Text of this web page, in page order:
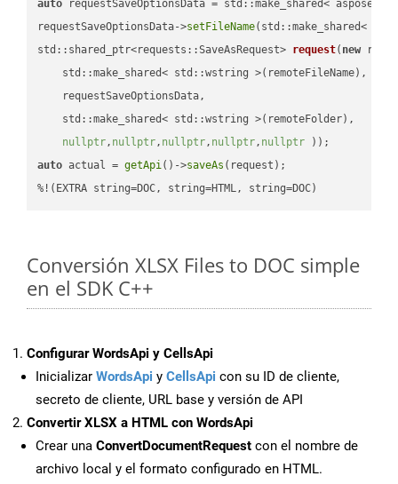
auto requestSaveOptionsData = std::make_shared<
requestSaveOptionsData->setFileName(std::make_shared<
std::shared_ptr<requests::SaveAsRequest> request( new
    std::make_shared< std::wstring >(remoteFileName),
    requestSaveOptionsData,
    std::make_shared< std::wstring >(remoteFolder),
nullptr, nullptr, nullptr, nullptr, nullptr ))
auto actual = getApi()->saveAs (request);
%!(EXTRA string=DOC, string=HTML, string=DOC)
Conversión XLSX Files to DOC simple
en el SDK C++
Configurar WordsApi y CellsApi
Inicializar WordsApi y CellsApi con su ID de cliente,
secreto de cliente, URL base y versión de API
Convertir XLSX a HTML con WordsApi
Crear una ConvertDocumentRequest con el nombre de
archivo local y el formato configurado en HTML.